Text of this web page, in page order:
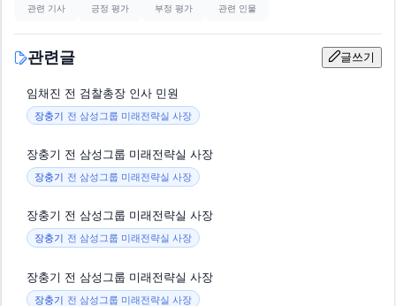
관련 기사 긍정 평가 부정 평가 관련 인물
관련글 글쓰기
임채진 전 검찰총장 인사 민원
장충기 전 삼성그룹 미래전략실 사장
장충기 전 삼성그룹 미래전략실 사장
장충기 전 삼성그룹 미래전략실 사장
장충기 전 삼성그룹 미래전략실 사장
장충기 전 삼성그룹 미래전략실 사장
장충기 전 삼성그룹 미래전략실 사장
장충기 전 삼성그룹 미래전략실 사장